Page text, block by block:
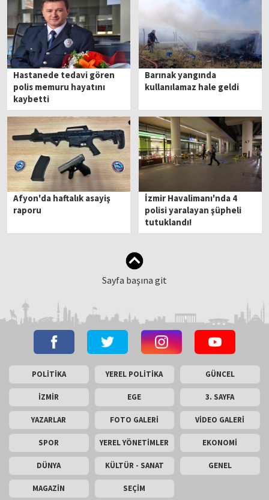
Hastanede tedavi gören
polis memuru hayatını
kaybetti
Barınak yangında
kullanılamaz hale geldi
Afyon'da haftalık asayiş
raporu
İzmir Havalimanı'nda 4
polisi yaralayan şüpheli
tutuklandı!
Sayfa başına git
POLİTİKA YEREL POLİTİKA GÜNCEL
İZMİR EGE 3. SAYFA
YAZARLAR FOTO GALERİ VİDEO GALERİ
SPOR YEREL YÖNETİMLER EKONOMİ
DÜNYA KÜLTÜR - SANAT GENEL
MAGAZİN SEÇİM